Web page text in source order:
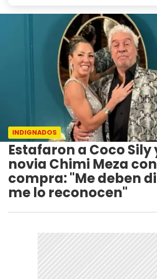
INDIGNADOS
Estafaron a Coco Sily
novia Chimi Meza
compra: "Me deben
me lo reconocen"